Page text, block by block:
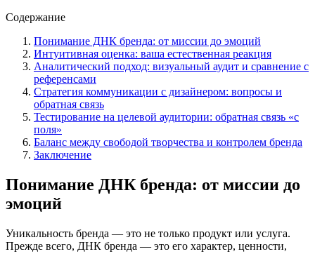
Содержание
Понимание ДНК бренда: от миссии до эмоций
Интуитивная оценка: ваша естественная реакция
Аналитический подход: визуальный аудит и сравнение с
референсами
Стратегия коммуникации с дизайнером: вопросы и
обратная связь
Тестирование на целевой аудитории: обратная связь «с
поля»
Баланс между свободой творчества и контролем бренда
Заключение
Понимание ДНК бренда: от миссии до
эмоций
Уникальность бренда — это не только продукт или услуга.
Прежде всего, ДНК бренда — это его характер, ценности,